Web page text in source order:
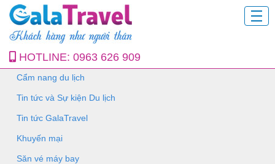
HOTLINE: 0963 626 909
Cẩm nang du lịch
Tin tức và Sự kiện Du lịch
Tin tức GalaTravel
Khuyến mại
Săn vé máy bay